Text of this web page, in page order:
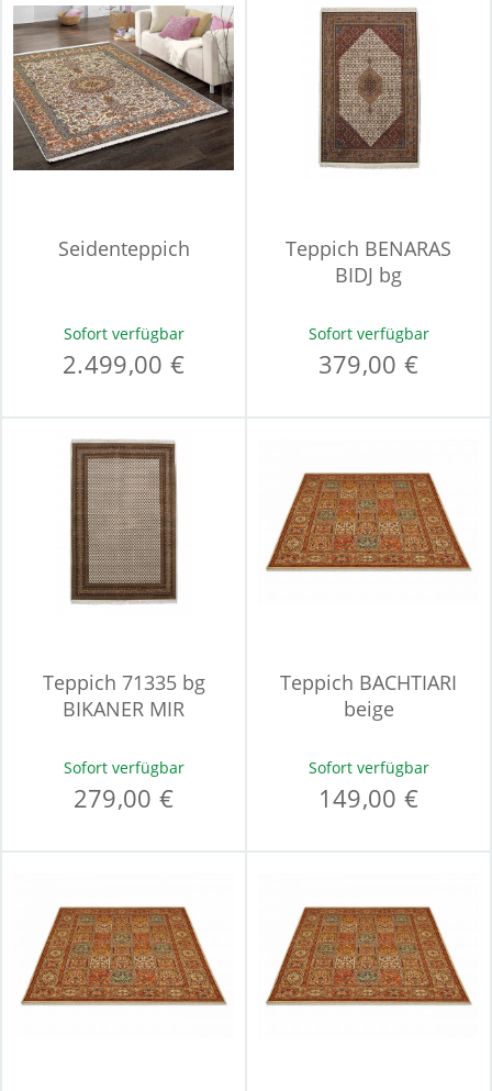
Seidenteppich
Sofort verfügbar
2.499,00 €
Teppich BENARAS
BIDJ bg
Sofort verfügbar
379,00 €
Teppich 71335 bg
BIKANER MIR
Sofort verfügbar
279,00 €
Teppich BACHTIARI
beige
Sofort verfügbar
149,00 €